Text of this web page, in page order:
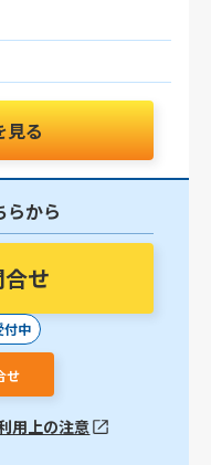
見る
らから
せ
付中
せ
用上の注意